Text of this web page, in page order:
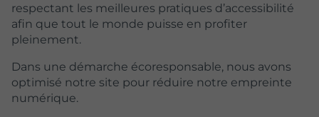
respectant les meilleures pratiques d’accessibilité
afin que tout le monde puisse en profiter
pleinement.
Dans une démarche écoresponsable, nous avons
optimisé notre site pour réduire notre empreinte
numérique.